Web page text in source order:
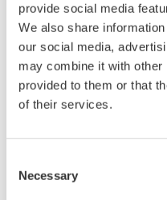
provide social media
We also share
our social media,
may combine it with other
provided to them or that
of their services.
Selection
Necessary
UP55A
可以提供多達30種程
個PV事件、16個時
還包括梯形圖順控功能